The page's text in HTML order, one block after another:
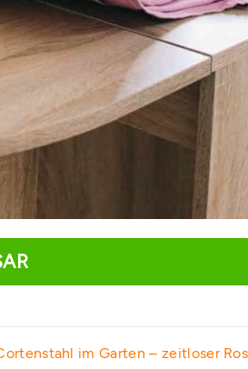
im Garten – zeitloser